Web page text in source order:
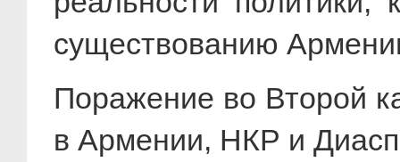
существованию
Поражение во Второй
в Армении, НКР и